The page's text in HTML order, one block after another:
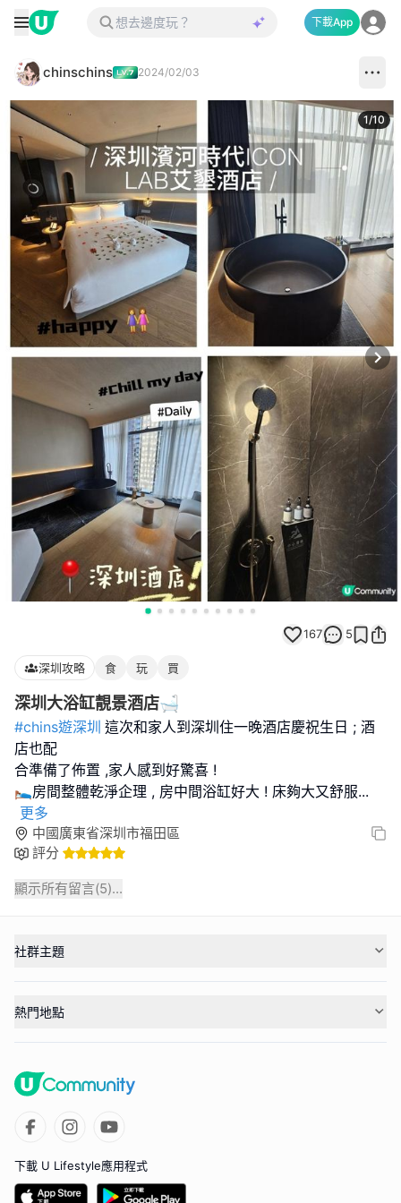
下載App
chinschins 2024/02/03
1/10
167 5
深圳攻略 食 玩 買
深圳大浴缸靚景酒店🛁
#chins遊深圳 這次和家人到深圳住一晚酒店慶祝生日 ; 酒
店也配
合準備了佈置 ,家人感到好驚喜 !
🛌房間整體乾淨企理 , 房中間浴缸好大 ! 床夠大又舒服...
更多
中國廣東省深圳市福田區
評分
顯示所有留言(5)...
社群主題
熱門地點
下載 U Lifestyle應用程式